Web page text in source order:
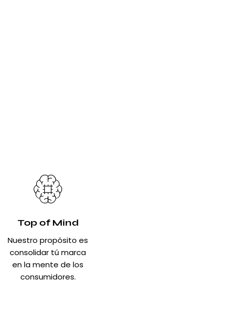
Top of Mind
Nuestro propósito es
consolidar tú marca
en la mente de los
consumidores.